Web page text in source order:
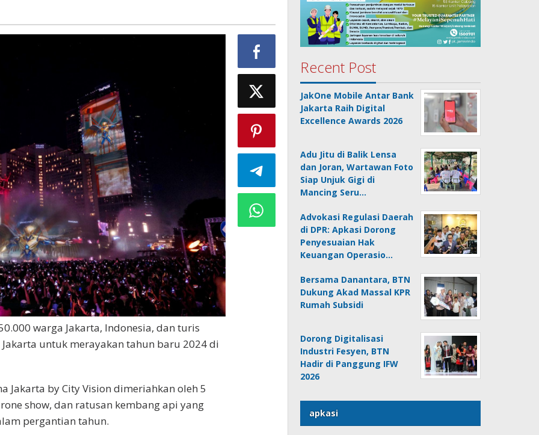
warga Jakarta, Indonesia, dan turis
untuk merayakan tahun baru 2024 di
Jakarta by City Vision dimeriahkan oleh 5
show, dan ratusan kembang api yang
pergantian tahun.
Recent Post
JakOne Mobile Antar Bank
Jakarta Raih Digital
Excellence Awards 2026
Adu Jitu di Balik Lensa
dan Joran, Wartawan Foto
Siap Unjuk Gigi di
Mancing Seru…
Advokasi Regulasi Daerah
di DPR: Apkasi Dorong
Penyesuaian Hak
Keuangan Operasio…
Bersama Danantara, BTN
Dukung Akad Massal KPR
Rumah Subsidi
Dorong Digitalisasi
Industri Fesyen, BTN
Hadir di Panggung IFW
2026
apkasi